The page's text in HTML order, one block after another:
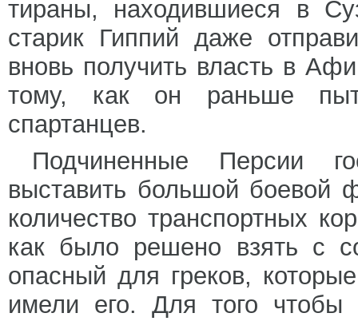
тираны, находившиеся в
старик Гиппий даже
вновь получить власть в
тому, как он раньше
спартанцев.
Подчиненные Персии
выставить большой боевой
количество транспортных
как было решено взять с
опасный для греков,
имели его. Для того чтобы